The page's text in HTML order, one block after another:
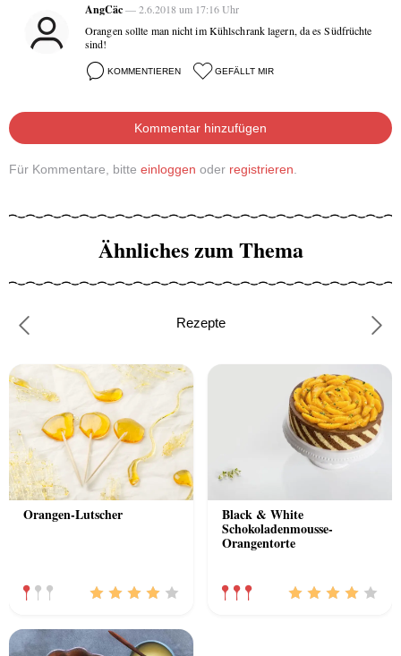
AngCäc— 2.6.2018 um 17:16 Uhr
Orangen sollte man nicht im Kühlschrank lagern, da es Südfrüchte
sind!
KOMMENTIEREN GEFÄLLT MIR
Kommentar hinzufügen
Für Kommentare, bitte einloggen oder registrieren
Ähnliches zum Thema
Rezepte
Orangen-Lutscher Black & White
Schokoladenmousse-
Orangentorte